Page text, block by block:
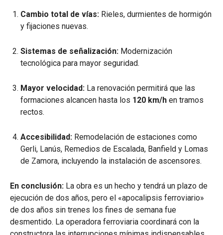
Cambio total de vías: Rieles, durmientes de hormigón
y fijaciones nuevas.
Sistemas de señalización: Modernización
tecnológica para mayor seguridad.
Mayor velocidad: La renovación permitirá que las
formaciones alcancen hasta los 120 km/h en tramos
rectos.
Accesibilidad: Remodelación de estaciones como
Gerli, Lanús, Remedios de Escalada, Banfield y Lomas
de Zamora, incluyendo la instalación de ascensores.
En conclusión: La obra es un hecho y tendrá un plazo de
ejecución de dos años, pero el «apocalipsis ferroviario»
de dos años sin trenes los fines de semana fue
desmentido. La operadora ferroviaria coordinará con la